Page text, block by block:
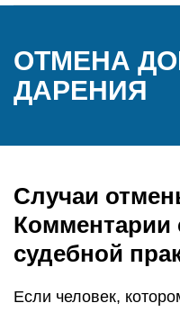
ОТМЕНА
ДАРЕНИЯ
Случаи
Комментарии
судебной
Если человек,